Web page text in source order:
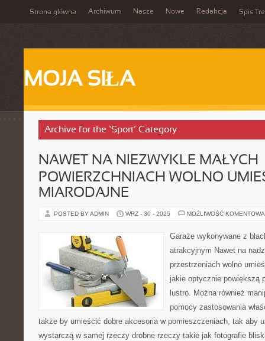
Strona główna Archiwum Nasze Nowe Redakcja Spis
MOJA SIŁA
Archive for the ‘Sport’ Category
NAWET NA NIEZWYKLE MAŁYCH
POWIERZCHNIACH WOLNO
MIARODAJNE
POSTED BY ADMIN WRZ - 30 - 2025 MOŻLIWOŚĆ
Garaże wykonywane z
atrakcyjnym Nawet na
przestrzeniach wolno
jakie optycznie powiększą
lustro. Można również
pomocy zastosowania
także by umieścić dobre akcesoria w pomieszczeniach, tak aby
wystarczą w samej rzeczy drobne rzeczy takie jak fotografie